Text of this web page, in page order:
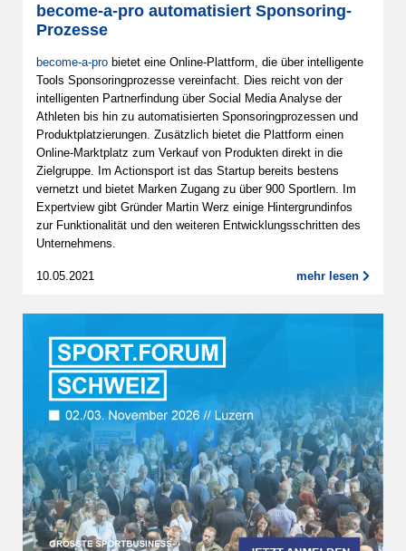
become-a-pro automatisiert Sponsoring-
Prozesse
become-a-pro bietet eine Online-Plattform, die über intelligente
Tools Sponsoringprozesse vereinfacht. Dies reicht von der
intelligenten Partnerfindung über Social Media Analyse der
Athleten bis hin zu automatisierten Sponsoringprozessen und
Produktplatzierungen. Zusätzlich bietet die Plattform einen
Online-Marktplatz zum Verkauf von Produkten direkt in die
Zielgruppe. Im Actionsport ist das Startup bereits bestens
vernetzt und bietet Marken Zugang zu über 900 Sportlern. Im
Expertview gibt Gründer Martin Werz einige Hintergrundinfos
zur Funktionalität und den weiteren Entwicklungsschritten des
Unternehmens.
10.05.2021 mehr lesen